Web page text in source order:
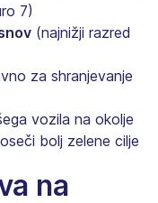
7)
(najnižji razred
za shranjevanje
vozila na okolje
bolj zelene cilje
na